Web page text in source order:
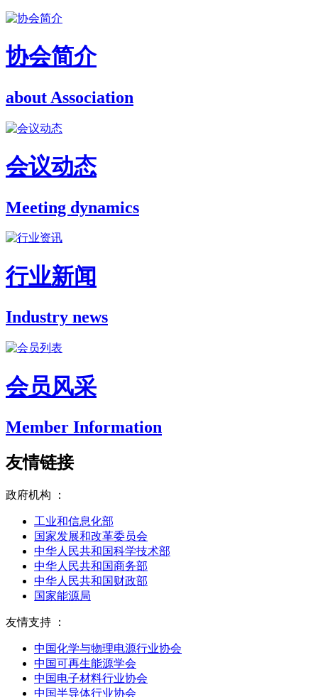
协会简介
about Association
会议动态
Meeting dynamics
行业新闻
Industry news
会员风采
Member Information
友情链接
政府机构 ：
工业和信息化部
国家发展和改革委员会
中华人民共和国科学技术部
中华人民共和国商务部
中华人民共和国财政部
国家能源局
友情支持 ：
中国化学与物理电源行业协会
中国可再生能源学会
中国电子材料行业协会
中国半导体行业协会